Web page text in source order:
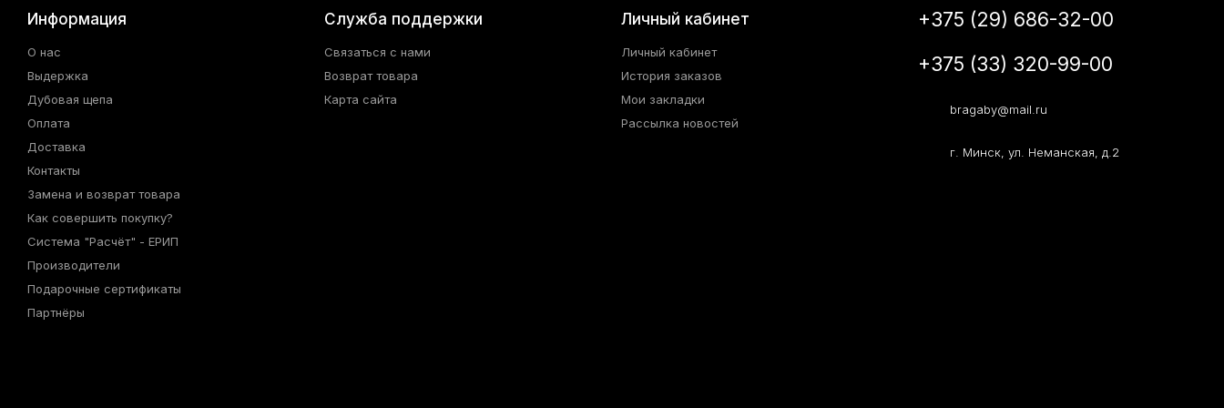
Информация
О нас
Выдержка
Дубовая щепа
Оплата
Доставка
Контакты
Замена и возврат товара
Как совершить покупку?
Система "Расчёт" - ЕРИП
Производители
Подарочные сертификаты
Партнёры
Служба поддержки
Связаться с нами
Возврат товара
Карта сайта
Личный кабинет
Личный кабинет
История заказов
Мои закладки
Рассылка новостей
+375 (29) 686-32-00
+375 (33) 320-99-00
bragaby@mail.ru
г. Минск, ул. Неманская, д.2